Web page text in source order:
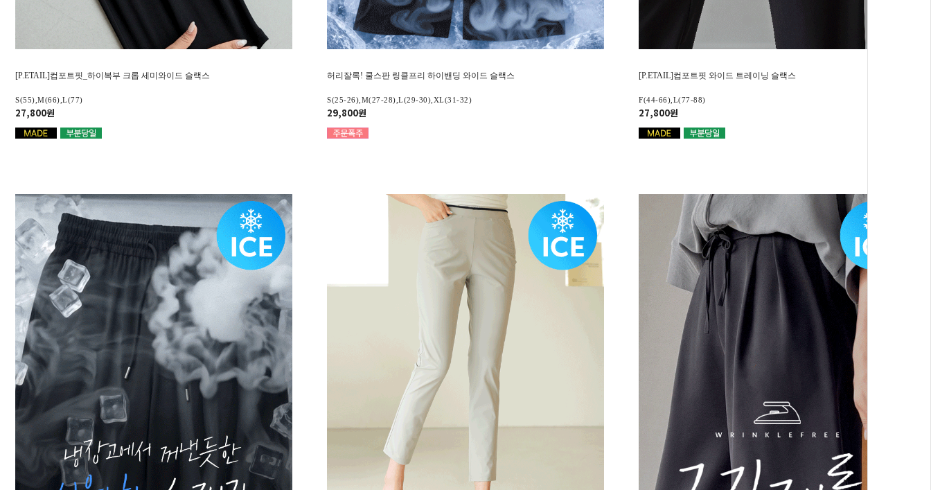
[P.ETAIL]컴포트핏_하이복부 크롭 세미와이드 슬랙스
S(55),M(66),L(77)
27,800원
허리잘록! 쿨스판 링클프리 하이밴딩 와이드 슬랙스
S(25-26),M(27-28),L(29-30),XL(31-32)
29,800원
[P.ETAIL]컴포트핏 와이드 트레이닝 슬랙스
F(44-66),L(77-88)
27,800원